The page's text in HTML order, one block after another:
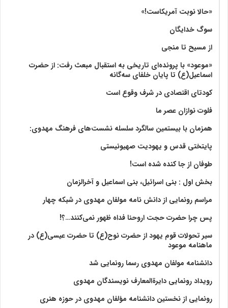
«حالا نوبت آمریکاست!»
سوگ خدایگان
از مسیح تا منجی
«موعود» با پرونده‌ای تاریخی به استقبال مبعث رفت: از حضرت
اسماعیل(ع) تا پایان خلفای سه‌گانه
کودتای اقتصادی در شرف وقوع است
فلوت نوازان عصر ما
همزمان با بیستمین سالگرد سلسله نشست‌های فرهنگ مهدوی:‌
پایتختی قدس و یهودیت صهیونیستی
طوفان از جا کنده شده است!
بخش اول : بنی اسرائیل، بنی اسماعیل و آخرالزمان
مراسم رونمایی از دانش نامه مولفان مهدوی در شبکه چهار
پس چرا حضرت حجت اروحنا فداه ظهور نمی‌کنند…؟!
سیر تحولات قوم یهود از حضرت نوح(ع) تا حضرت عیسی(ع) در
ماهنامه موعود
دانشنامه مولفان مهدوی رسما رونمایی شد
رویداد رونمایی دایرةالمعارف نویسندگان مهدوی
رونمایی از نخستین دانشنامه مؤلفان مهدوی در حوزه هنری